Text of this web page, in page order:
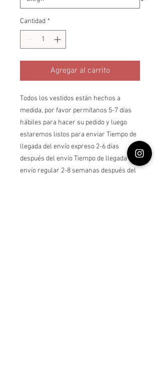
Cantidad *
Agregar al carrito
Todos los vestidos están hechos a
medida, por favor permítanos 5-7 días
hábiles para hacer su pedido y luego
estaremos listos para enviar Tiempo de
llegada del envío expreso 2-6 días
después del envío Tiempo de llegada del
envío regular 2-8 semanas después del